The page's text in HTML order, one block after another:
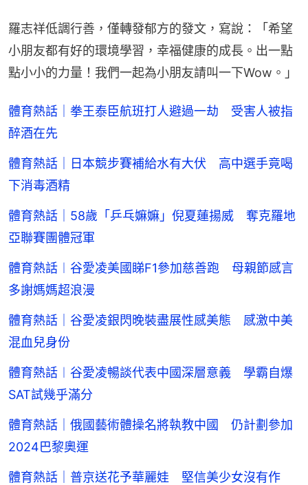
羅志祥低調行善，僅轉發郁方的發文，寫說：「希望
小朋友都有好的環境學習，幸福健康的成長。出一點
點小小的力量！我們一起為小朋友請叫一下Wow。」
體育熱話｜拳王泰臣航班打人避過一劫 受害人被指
醉酒在先
體育熱話｜日本競步賽補給水有大伏 高中選手竟喝
下消毒酒精
體育熱話｜58歲「乒乓嫲嫲」倪夏蓮揚威 奪克羅地
亞聯賽團體冠軍
體育熱話︱谷愛凌美國睇F1參加慈善跑 母親節感言
多謝媽媽超浪漫
體育熱話｜谷愛凌銀閃晚裝盡展性感美態 感激中美
混血兒身份
體育熱話︱谷愛凌暢談代表中國深層意義 學霸自爆
SAT試幾乎滿分
體育熱話｜俄國藝術體操名將執教中國 仍計劃參加
2024巴黎奧運
體育熱話｜普京送花予華麗娃 堅信美少女沒有作